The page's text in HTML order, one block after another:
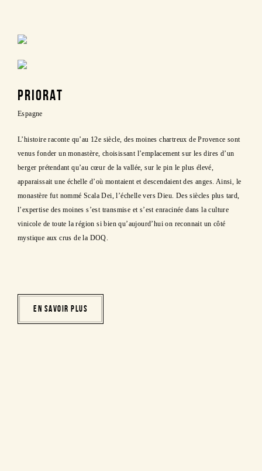
PRIORAT
Espagne
L’histoire raconte qu’au 12e siècle, des moines chartreux de Provence sont
venus fonder un monastère, choisissant l’emplacement sur les dires d’un
berger prétendant qu’au cœur de la vallée, sur le pin le plus élevé,
apparaissait une échelle d’où montaient et descendaient des anges. Ainsi, le
monastère fut nommé Scala Dei, l’échelle vers Dieu. Des siècles plus tard,
l’expertise des moines s’est transmise et s’est enracinée dans la culture
vinicole de toute la région si bien qu’aujourd’hui on reconnait un côté
mystique aux crus de la DOQ.
EN SAVOIR PLUS